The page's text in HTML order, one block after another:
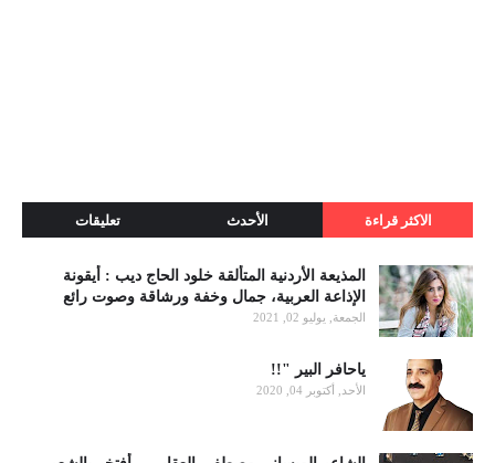
الاكثر قراءة الأحدث تعليقات
المذيعة الأردنية المتألقة خلود الحاج ديب : أيقونة
الإذاعة العربية، جمال وخفة ورشاقة وصوت رائع
الجمعة, يوليو 02, 2021
ياحافر البير "!!
الأحد, أكتوبر 04, 2020